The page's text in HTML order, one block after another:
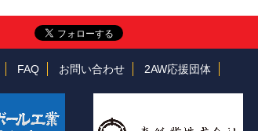
FAQ お問い合わせ 2AW応援団体